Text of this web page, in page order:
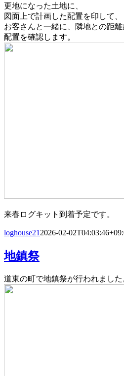
更地になった土地に、
図面上で計画した配置を印して、
お客さんと一緒に、隣地との距
配置を確認します。
来春ログキット到着予定です。
loghouse21 2026-02-
地鎮祭
道東の町で地鎮祭が行われました